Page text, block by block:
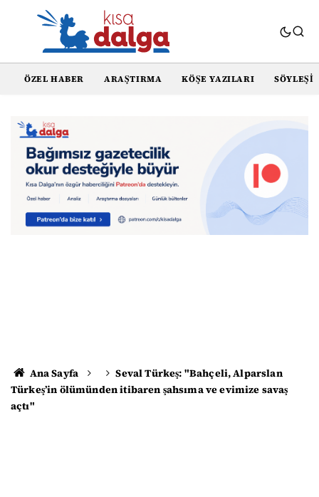
ÖZEL HABER ARAŞTIRMA KÖŞE YAZILARI SÖYLEŞI
Ana Sayfa
Seval Türkeş: "Bahçeli, Alparslan
Türkeş’in ölümünden itibaren şahsıma ve evimize savaş
açtı"